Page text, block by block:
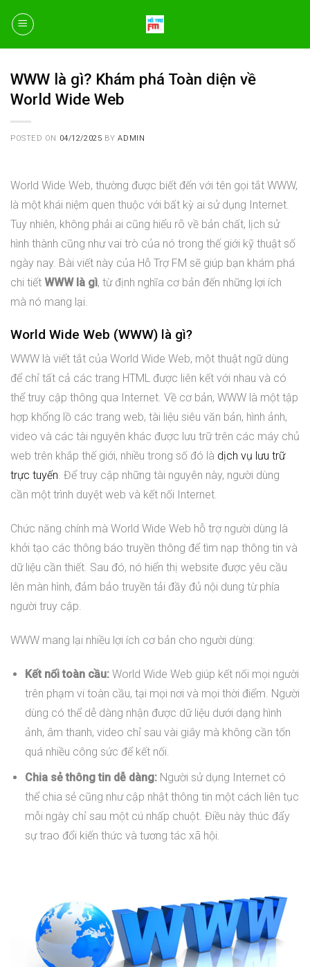
content
WWW là gì? Khám phá Toàn diện về
World Wide Web
POSTED ON 04/12/2025 BYADMIN
World Wide Web, thường được biết đến với tên gọi tắt WWW,
là một khái niệm quen thuộc với bất kỳ ai sử dụng Internet.
Tuy nhiên, không phải ai cũng hiểu rõ về bản chất, lịch sử
hình thành cũng như vai trò của nó trong thế giới kỹ thuật số
ngày nay. Bài viết này của Hỗ Trợ FM sẽ giúp bạn khám phá
chi tiết WWW là gì, từ định nghĩa cơ bản đến những lợi ích
mà nó mang lại.
World Wide Web (WWW) là gì?
WWW là viết tắt của World Wide Web, một thuật ngữ dùng
để chỉ tất cả các trang HTML được liên kết với nhau và có
thể truy cập thông qua Internet. Về cơ bản, WWW là một tập
hợp khổng lồ các trang web, tài liệu siêu văn bản, hình ảnh,
video và các tài nguyên khác được lưu trữ trên các máy chủ
web trên khắp thế giới, nhiều trong số đó là dịch vụ lưu trữ
trực tuyến. Để truy cập những tài nguyên này, người dùng
cần một trình duyệt web và kết nối Internet.
Chức năng chính mà World Wide Web hỗ trợ người dùng là
khởi tạo các thông báo truyền thông để tìm nạp thông tin và
dữ liệu cần thiết. Sau đó, nó hiển thị website được yêu cầu
lên màn hình, đảm bảo truyền tải đầy đủ nội dung từ phía
người truy cập.
WWW mang lại nhiều lợi ích cơ bản cho người dùng:
Kết nối toàn cầu:World Wide Web giúp kết nối mọi người
trên phạm vi toàn cầu, tại mọi nơi và mọi thời điểm. Người
dùng có thể dễ dàng nhận được dữ liệu dưới dạng hình
ảnh, âm thanh, video chỉ sau vài giây mà không cần tốn
quá nhiều công sức để kết nối.
Chia sẻ thông tin dễ dàng:Người sử dụng Internet có
thể chia sẻ cũng như cập nhật thông tin một cách liên tục
mỗi ngày chỉ sau một cú nhấp chuột. Điều này thúc đẩy
sự trao đổi kiến thức và tương tác xã hội.